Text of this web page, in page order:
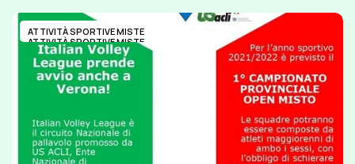
ATTIVITÀ SPORTIVE MISTE
ATTIVITÀ SPORTIVE MISTE